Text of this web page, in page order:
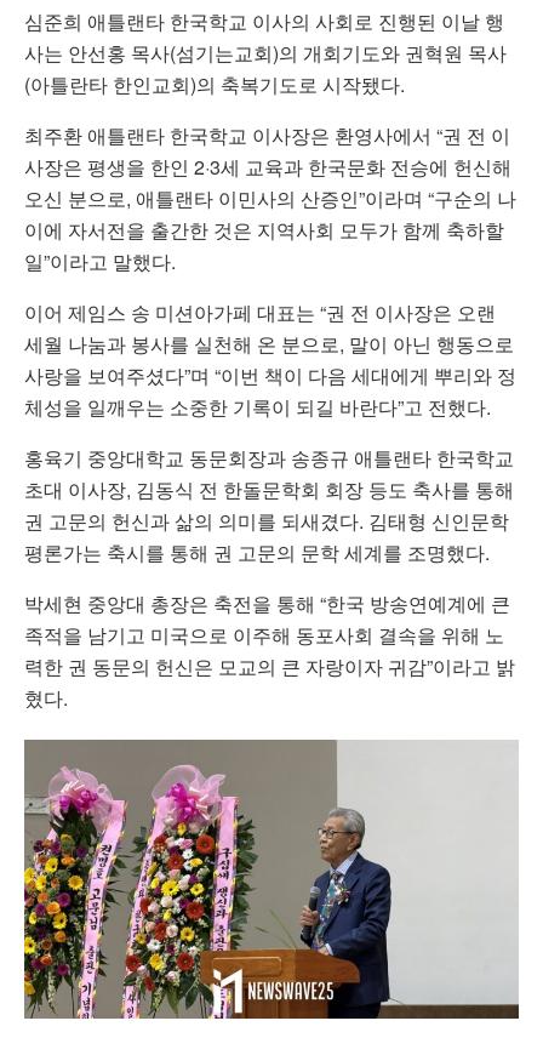
심준희 애틀랜타 한국학교 이사의 사회로 진행된 이날 행
사는 안선홍 목사(섬기는교회)의 개회기도와 권혁원 목사
(아틀란타 한인교회)의 축복기도로 시작됐다.
최주환 애틀랜타 한국학교 이사장은 환영사에서 “권 전 이
사장은 평생을 한인 2·3세 교육과 한국문화 전승에 헌신해
오신 분으로, 애틀랜타 이민사의 산증인”이라며 “구순의 나
이에 자서전을 출간한 것은 지역사회 모두가 함께 축하할
일”이라고 말했다.
이어 제임스 송 미션아가페 대표는 “권 전 이사장은 오랜
세월 나눔과 봉사를 실천해 온 분으로, 말이 아닌 행동으로
사랑을 보여주셨다”며 “이번 책이 다음 세대에게 뿌리와 정
체성을 일깨우는 소중한 기록이 되길 바란다”고 전했다.
홍육기 중앙대학교 동문회장과 송종규 애틀랜타 한국학교
초대 이사장, 김동식 전 한돌문학회 회장 등도 축사를 통해
권 고문의 헌신과 삶의 의미를 되새겼다. 김태형 신인문학
평론가는 축시를 통해 권 고문의 문학 세계를 조명했다.
박세현 중앙대 총장은 축전을 통해 “한국 방송연예계에 큰
족적을 남기고 미국으로 이주해 동포사회 결속을 위해 노
력한 권 동문의 헌신은 모교의 큰 자랑이자 귀감”이라고 밝
혔다.